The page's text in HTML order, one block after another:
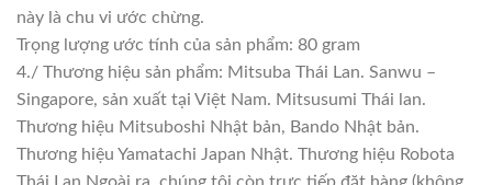
này là chu vi ước chừng.
Trọng lượng ước tính của sản phẩm: 80 gram
4./ Thương hiệu sản phẩm: Mitsuba Thái Lan. Sanwu –
Singapore, sản xuất tại Việt Nam. Mitsusumi Thái lan.
Thương hiệu Mitsuboshi Nhật bản, Bando Nhật bản.
Thương hiệu Yamatachi Japan Nhật. Thương hiệu Robota